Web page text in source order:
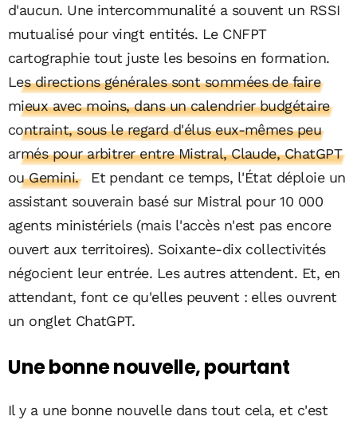
d'aucun. Une intercommunalité a souvent un RSSI
mutualisé pour vingt entités. Le CNFPT
cartographie tout juste les besoins en formation.
Les directions générales sont sommées de faire
mieux avec moins, dans un calendrier budgétaire
contraint, sous le regard d'élus eux-mêmes peu
armés pour arbitrer entre Mistral, Claude, ChatGPT
ou Gemini.
Et pendant ce temps, l'État déploie un
assistant souverain basé sur Mistral pour 10 000
agents ministériels (mais l'accès n'est pas encore
ouvert aux territoires). Soixante-dix collectivités
négocient leur entrée. Les autres attendent. Et, en
attendant, font ce qu'elles peuvent : elles ouvrent
un onglet ChatGPT.
Une bonne nouvelle, pourtant
Il y a une bonne nouvelle dans tout cela, et c'est